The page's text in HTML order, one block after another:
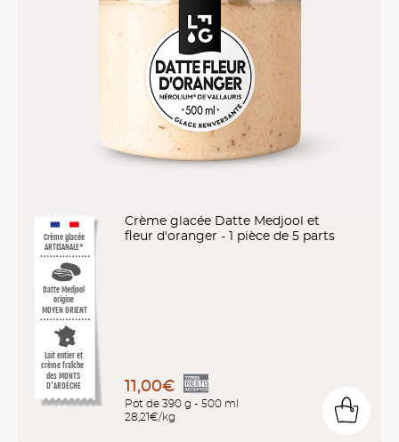
Crème glacée
ARTISANALE*
Datte Medjool
origine
MOYEN ORIENT
Lait entier et
crème fraîche
des MONTS
D'ARDÈCHE
Crème glacée Datte Medjool et
fleur d'oranger - 1 pièce de 5 parts
11,00€
Pot de 390 g - 500 ml
28,21€/kg